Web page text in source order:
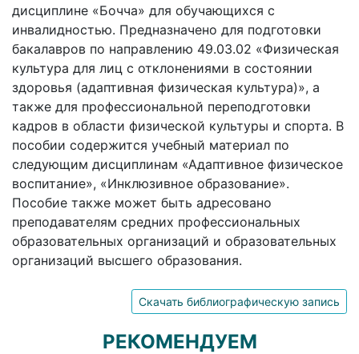
дисциплине «Бочча» для обучающихся с
инвалидностью. Предназначено для подготовки
бакалавров по направлению 49.03.02 «Физическая
культура для лиц с отклонениями в состоянии
здоровья (адаптивная физическая культура)», а
также для профессиональной переподготовки
кадров в области физической культуры и спорта. В
пособии содержится учебный материал по
следующим дисциплинам «Адаптивное физическое
воспитание», «Инклюзивное образование».
Пособие также может быть адресовано
преподавателям средних профессиональных
образовательных организаций и образовательных
организаций высшего образования.
Скачать библиографическую запись
РЕКОМЕНДУЕМ